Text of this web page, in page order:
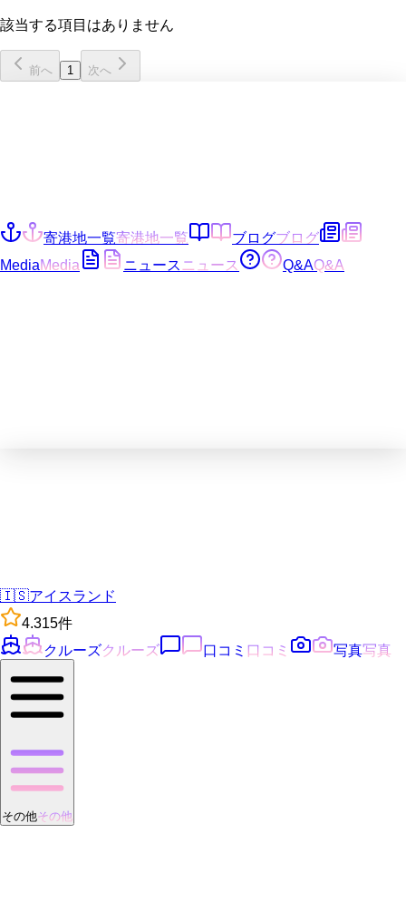
該当する項目はありません
前へ 1 次へ
寄港地一覧寄港地一覧 ブログブログ
MediaMedia ニュース ニュース Q&AQ&A
🇮🇸アイスランド
4.315件
クルーズクルーズ 口コミ 口コミ 写真写真
その他その他